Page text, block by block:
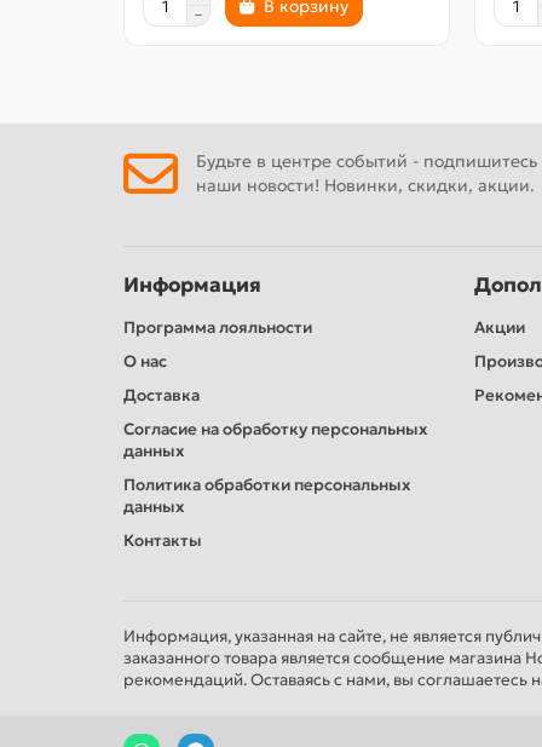
В корзину
Будьте в центре событий - подпишитесь
наши новости! Новинки, скидки, акции.
Информация
Программа лояльности
О нас
Доставка
Согласие на обработку персональных
данных
Политика обработки персональных
данных
Контакты
Акции
Информация, указанная на сайте, не является
заказанного товара является сообщение
рекомендаций. Оставаясь с нами, вы соглашаетесь